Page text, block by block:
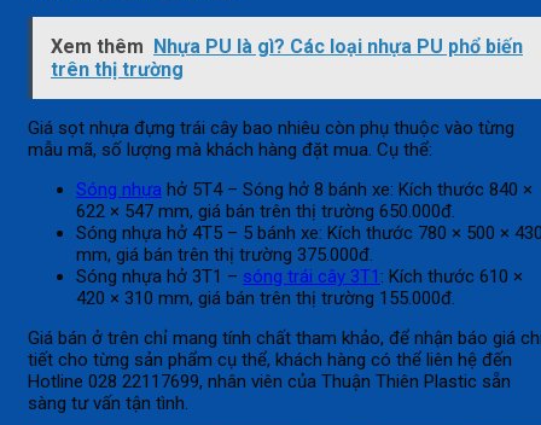
Xem thêm Nhựa PU là gì? Các loại nhựa PU phổ biến
trên thị trường
Giá sọt nhựa đựng trái cây bao nhiêu còn phụ thuộc vào từng
mẫu mã, số lượng mà khách hàng đặt mua. Cụ thể:
Sóng nhựa hở 5T4 – Sóng hở 8 bánh xe: Kích thước 840 ×
622 × 547 mm, giá bán trên thị trường 650.000đ.
Sóng nhựa hở 4T5 – 5 bánh xe: Kích thước 780 × 500 ×
mm, giá bán trên thị trường 375.000đ.
Sóng nhựa hở 3T1 – sóng trái cây 3T1 : Kích thước 610 ×
420 × 310 mm, giá bán trên thị trường 155.000đ.
Giá bán ở trên chỉ mang tính chất tham khảo, để nhận báo giá
tiết cho từng sản phẩm cụ thể, khách hàng có thể liên hệ đến
Hotline 028 22117699, nhân viên của Thuận Thiên Plastic sẵn
sàng tư vấn tận tình.